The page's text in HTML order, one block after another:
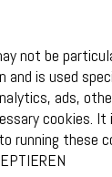
not be
and is used
ads,
cookies.
running these